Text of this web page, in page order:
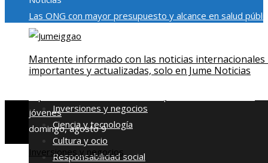
Las ONG con mayor presupuesto y alcance en salud
educaciónImpacto económico y social de la estacionalidad
impacto en la regulación bancariaCómo la RSE impulsa el
desarrollo social y ambiental en comunidades chilenas
jóvenes
domingo, agosto 9
Mantente informado con las noticias internacionales
importantes y actualizadas, solo en Jume Noticias
Inversiones y negocios
Ciencia y tecnología
Cultura y ocio
Responsabilidad social
Inversiones y negocios